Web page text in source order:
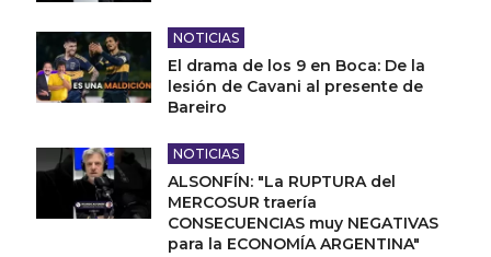
NOTICIAS
El drama de los 9 en Boca: De la
lesión de Cavani al presente de
Bareiro
NOTICIAS
ALSONFÍN: "La RUPTURA del
MERCOSUR traería
CONSECUENCIAS muy NEGATIVAS
para la ECONOMÍA ARGENTINA"